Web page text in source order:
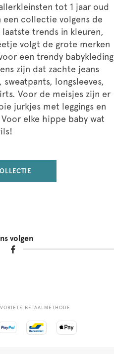
tot 1 jaar oud
collectie volgens de
trends in kleuren,
volgt de grote merken
een trendy babykleding
zijn dat zachte jeans
longsleeves,
Voor de meisjes zijn er
jurkjes met leggings en
elke hippe baby wat
volgen
BETAALMETHODE